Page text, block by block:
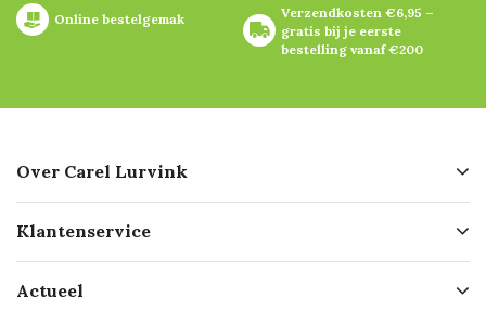
Online bestelgemak
Verzendkosten €6,95 –
gratis bij je eerste
bestelling vanaf €200
Over Carel Lurvink
Geschiedenis
Missie
Klantenservice
Bezorgen
Actueel